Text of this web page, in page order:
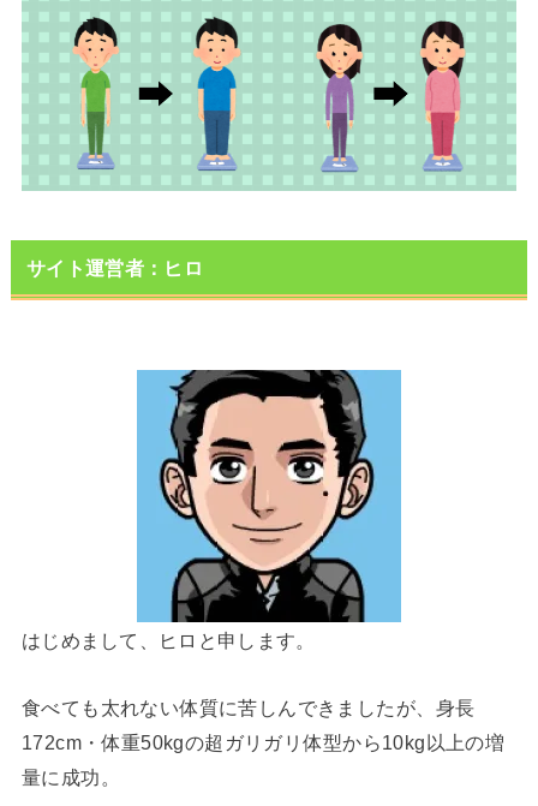
サイト運営者：ヒロ
はじめまして、ヒロと申します。
食べても太れない体質に苦しんできましたが、身長
172cm・体重50kgの超ガリガリ体型から10kg以上の増
量に成功。